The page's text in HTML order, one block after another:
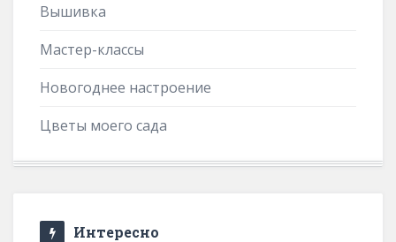
Вышивка
Мастер-классы
Новогоднее настроение
Цветы моего сада
Интересно